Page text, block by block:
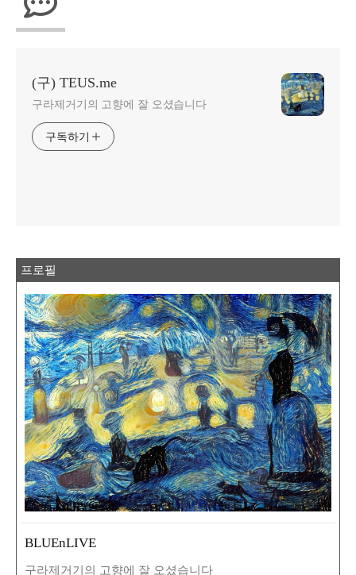
(구) TEUS.me
구라제거기의 고향에 잘 오셨습니다
구독하기
프로필
BLUEnLIVE
구라제거기의 고향에 잘 오셨습니다